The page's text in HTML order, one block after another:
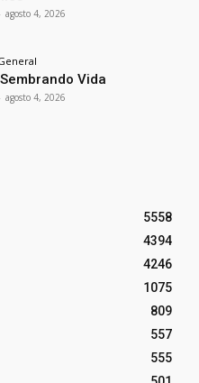
- agosto 4, 2026
Vida
- agosto 4, 2026
5558
4394
4246
1075
809
557
555